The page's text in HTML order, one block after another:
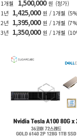
1개월 1,500,000 원
(정가)
1년
1,425,000 원 / 1개월
2년
1,395,000 원 / 1개월
3년
1,350,000 원 / 1개월